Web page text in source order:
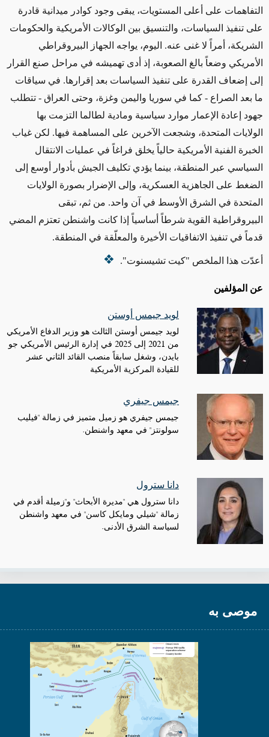
التفاهمات على أعلى المستويات، يبقى وجود كوادر ميدانية قادرة
على تنفيذ السياسات، والتنسيق بين الوكالات الأمريكية والحكومات
الشريكة، أمراً لا غنى عنه. اليوم، يواجه الجهاز البيروقراطي
الأمريكي وضعاً بالغ الصعوبة، إذ أدى تهميشه في مراحل صنع القرار
إلى إضعاف القدرة على تنفيذ السياسات بعد إقرارها. في سياقات
ما بعد الصراع - كما في سوريا واليمن وغزة، وحتى العراق - تتطلب
جهود إعادة الإعمار موارد سياسية ومادية لطالما التزمت بها
الولايات المتحدة، وشجعت الآخرين على المساهمة فيها. لكن غياب
الخبرة الفنية الأمريكية حالياً يخلق فراغاً في عمليات الانتقال
السياسي عبر المنطقة، بينما يؤدي تكليف الجيش بأدوار أوسع إلى
الضغط على الجاهزية العسكرية، وإلى الإضرار بصورة الولايات
المتحدة في الشرق الأوسط في آن واحد. من ثم، تبقى
البيروقراطية القوية شرطاً أساسياً إذا كانت واشنطن تعتزم المضي
قدماً في تنفيذ الاتفاقيات الأخيرة والمعلّقة في المنطقة.
أعدّت هذا الملخص "كيت تشيسنوت".
عن المؤلفين
لويد جيمس أوستن
لويد جيمس أوستن الثالث هو وزير الدفاع الأمريكي
من 2021 إلى 2025 في إدارة الرئيس الأمريكي جو
بايدن، وشغل سابقاً منصب القائد الثاني عشر
للقيادة المركزية الأمريكية
جيمس جيفري
جيمس جيفري هو زميل متميز في زمالة "فيليب
سولونتز" في معهد واشنطن.
دانا سترول
دانا سترول هي "مديرة الأبحاث" و"زميلة أقدم في
زمالة "شيلي ومايكل كاسن" في معهد واشنطن
لسياسة الشرق الأدنى.
موصى به